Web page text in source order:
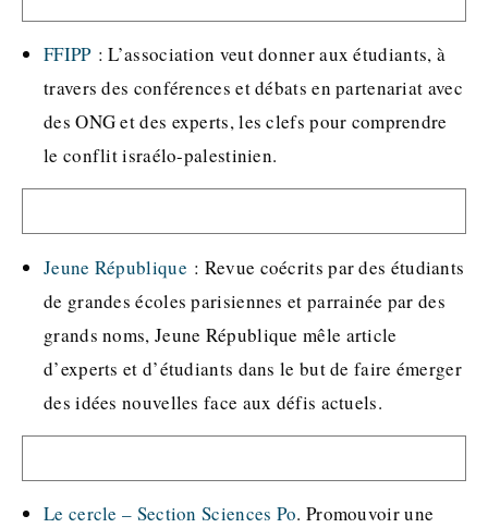
FFIPP: L’association veut donner aux étudiants, à
travers des conférences et débats en partenariat avec
des ONG et des experts, les clefs pour comprendre
le conflit israélo-palestinien.
Jeune République : Revue coécrits par des étudiants
de grandes écoles parisiennes et parrainée par des
grands noms, Jeune République mêle article
d’experts et d’étudiants dans le but de faire émerger
des idées nouvelles face aux défis actuels.
Le cercle – Section Sciences Po. Promouvoir une